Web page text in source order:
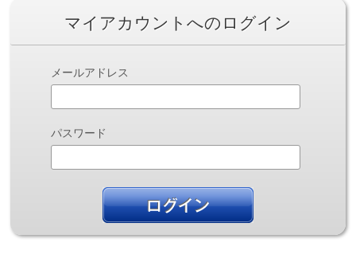
マイアカウントへのログイン
メールアドレス
パスワード